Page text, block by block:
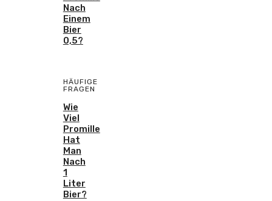
Nach
Einem
Bier
0,5?
HÄUFIGE
FRAGEN
Wie
Viel
Promille
Hat
Man
Nach
1
Liter
Bier?